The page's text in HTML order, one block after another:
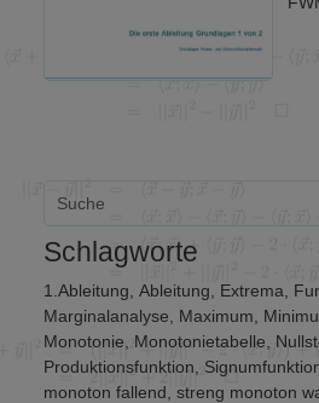
Schlagworte
1.Ableitung Ableitung Extrema
Marginalanalyse
Maximum
Monotonie
Monotonietabelle
Produktionsfunktion
monoton fallend streng monoton